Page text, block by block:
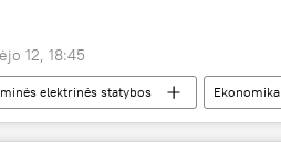
12, 18:45
elektrinės statybos Ekonomika